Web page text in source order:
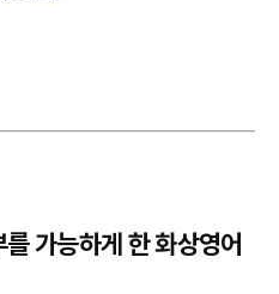
가능하게 한 화상영어